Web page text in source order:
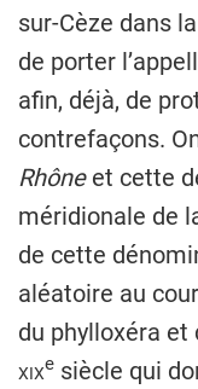
sur-Cèze dans
de porter
afin, déjà, de
contrefaçons.
Rhôneet cette
méridionale de
de cette
aléatoire au
du phylloxéra et
xixe siècle qui